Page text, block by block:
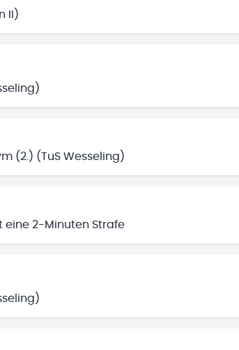
II)
(2.) (TuS Wesseling)
eine 2-Minuten Strafe